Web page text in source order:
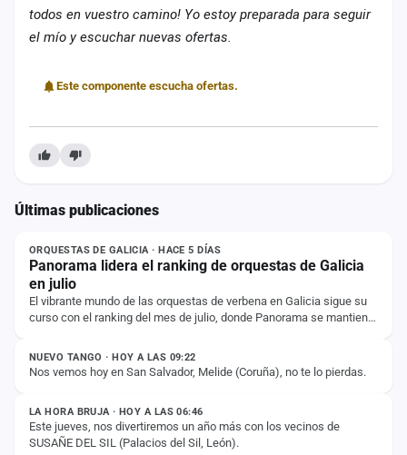
todos en vuestro camino! Yo estoy preparada para seguir
el mío y escuchar nuevas ofertas.
Este componente escucha ofertas.
Últimas publicaciones
NOTICIA
ORQUESTAS DE GALICIA · HACE 5 DÍAS
Panorama lidera el ranking de orquestas de Galicia
en julio
El vibrante mundo de las orquestas de verbena en Galicia sigue su
curso con el ranking del mes de julio, donde Panorama se mantiene
ESTADO
NUEVO TANGO · HOY A LAS 09:22
Nos vemos hoy en San Salvador, Melide (Coruña), no te lo pierdas.
ESTADO
LA HORA BRUJA · HOY A LAS 06:46
Este jueves, nos divertiremos un año más con los vecinos de
SUSAÑE DEL SIL (Palacios del Sil, León).
ESTADO